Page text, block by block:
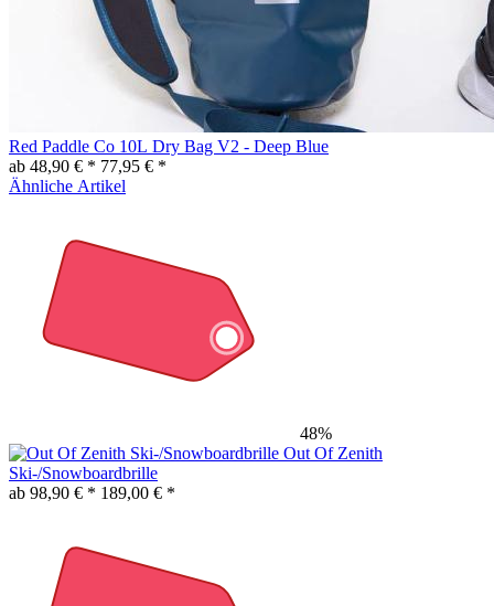
Red Paddle Co 10L Dry Bag V2 - Deep Blue
ab 48,90 € * 77,95 € *
Ähnliche Artikel
48%
Out Of Zenith
Ski-/Snowboardbrille
ab 98,90 € * 189,00 € *